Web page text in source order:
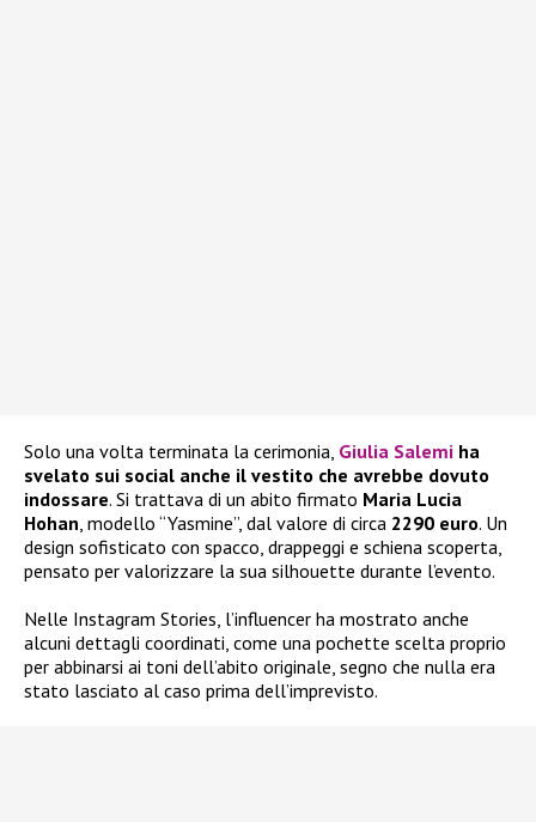
Solo una volta terminata la cerimonia, Giulia Salemi ha
svelato sui social anche il vestito che avrebbe dovuto
indossare. Si trattava di un abito firmato Maria Lucia
Hohan, modello “Yasmine”, dal valore di circa 2290 euro. Un
design sofisticato con spacco, drappeggi e schiena scoperta,
pensato per valorizzare la sua silhouette durante l’evento.
Nelle Instagram Stories, l’influencer ha mostrato anche
alcuni dettagli coordinati, come una pochette scelta proprio
per abbinarsi ai toni dell’abito originale, segno che nulla era
stato lasciato al caso prima dell’imprevisto.